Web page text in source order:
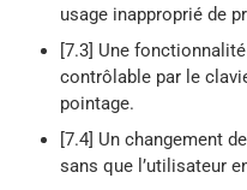
usage inapproprié de
[7.3] Une
contrôlable par le
pointage.
[7.4] Un changement
sans que l’utilisateur